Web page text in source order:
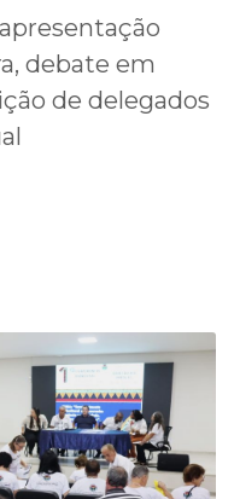
debate em
de delegados